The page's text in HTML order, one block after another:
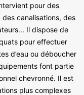
pour des
canalisations, des
Il dispose de
pour effectuer
d’eau ou déboucher
font partie
chevronné. Il est
plus complexes